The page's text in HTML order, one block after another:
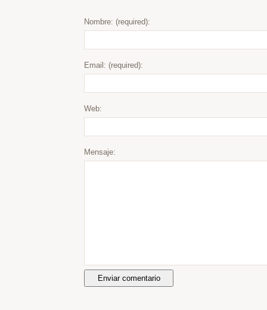
Nombre: (required):
Email: (required):
Web:
Mensaje: